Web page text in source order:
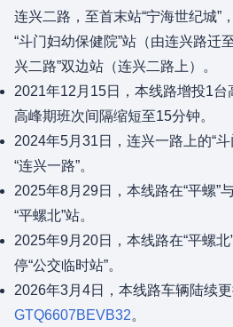
连兴二路，至首末站“宁海世纪城”
“斗门妇幼保健院”站（由连兴路迁
兴二路”双边站（连兴二路上）。
2021年12月15日，本线路增投1台
高峰期班次间隔缩短至15分钟。
2024年5月31日，连兴一路上的“
“连兴一路”。
2025年8月29日，本线路在“平螺”
“平螺北”站。
2025年9月20日，本线路在“平螺北
停“公交临时站”。
2026年3月4日，本线路车辆陆续
GTQ6607BEVB32。